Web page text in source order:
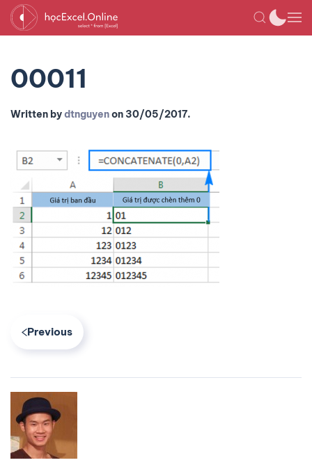
00011
Written bydtnguyenon 30/05/2017.
Previous